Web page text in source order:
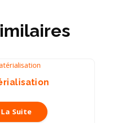
Suite